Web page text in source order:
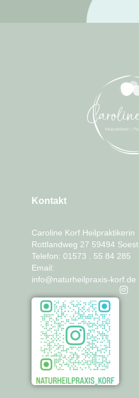
Kontakt
Caroline Korf Heilpraktikerin
Rottlandweg 27 59494 Soest
Telefon: 01573 . 55 84 285
Email:
info@naturheilpraxis-korf.de